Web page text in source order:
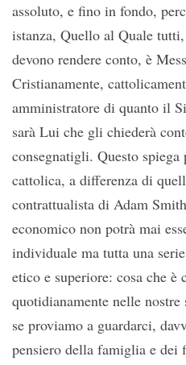
assoluto, e fino in fondo,
istanza, Quello al Quale
devono rendere conto, è
Cristianamente,
amministratore di quanto il
sarà Lui che gli chiederà
consegnatigli. Questo
cattolica, a differenza di
contrattualista di Adam
economico non potrà mai
individuale ma tutta una
etico e superiore: cosa che è
quotidianamente nelle
se proviamo a guardarci,
pensiero della famiglia e